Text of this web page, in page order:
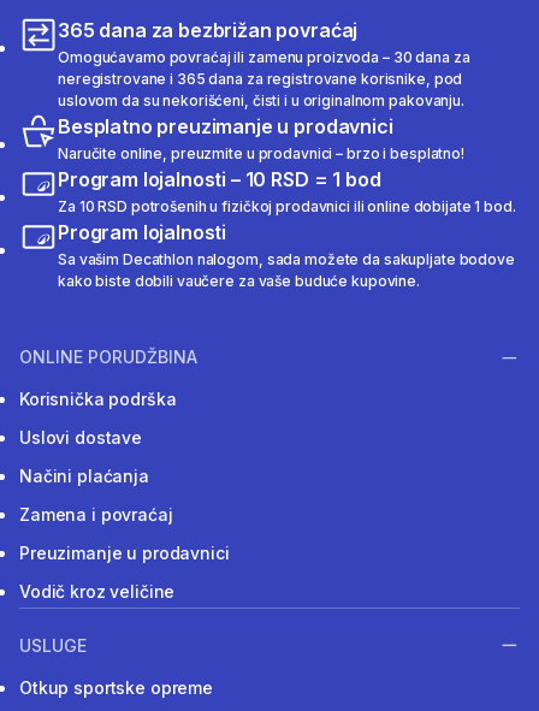
365 dana za bezbrižan povraćaj
Omogućavamo povraćaj ili zamenu proizvoda – 30 dana za
neregistrovane i 365 dana za registrovane korisnike, pod
uslovom da su nekorišćeni, čisti i u originalnom pakovanju.
Besplatno preuzimanje u prodavnici
Naručite online, preuzmite u prodavnici – brzo i besplatno!
Program lojalnosti – 10 RSD = 1 bod
Za 10 RSD potrošenih u fizičkoj prodavnici ili online dobijate 1 bod.
Program lojalnosti
Sa vašim Decathlon nalogom, sada možete da sakupljate bodove
kako biste dobili vaučere za vaše buduće kupovine.
ONLINE PORUDŽBINA
Korisnička podrška
Uslovi dostave
Načini plaćanja
Zamena i povraćaj
Preuzimanje u prodavnici
Vodič kroz veličine
USLUGE
Otkup sportske opreme